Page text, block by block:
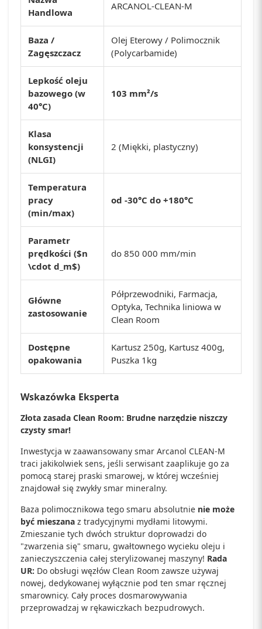
Handlowa
ARCANOL-CLEAN-M
Baza /
Zagęszczacz
Olej Eterowy / Polimocznik
(Polycarbamide)
Lepkość oleju
bazowego (w
40°C)
103 mm²/s
Klasa
konsystencji
(NLGI)
2 (Miękki, plastyczny)
Temperatura
pracy
(min/max)
od -30°C do +180°C
Parametr
prędkości ($n
\cdot d_m$)
do 850 000 mm/min
Główne
zastosowanie
Półprzewodniki, Farmacja,
Optyka, Technika liniowa w
Clean Room
Dostępne
opakowania
Kartusz 250g, Kartusz 400g,
Puszka 1kg
Wskazówka Eksperta
Złota zasada Clean Room: Brudne narzędzie niszczy
czysty smar!
Inwestycja w zaawansowany smar Arcanol CLEAN-M
traci jakikolwiek sens, jeśli serwisant zaaplikuje go za
pomocą starej praski smarowej, w której wcześniej
znajdował się zwykły smar mineralny.
Baza polimocznikowa tego smaru absolutnie nie może
być mieszana z tradycyjnymi mydłami litowymi.
Zmieszanie tych dwóch struktur doprowadzi do
"zwarzenia się" smaru, gwałtownego wycieku oleju i
zanieczyszczenia całej sterylizowanej maszyny! Rada
UR: Do obsługi węzłów Clean Room zawsze używaj
nowej, dedykowanej wyłącznie pod ten smar ręcznej
smarownicy. Cały proces dosmarowywania
przeprowadzaj w rękawiczkach bezpudrowych.